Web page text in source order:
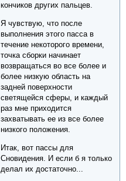
кончиков других пальцев.
Я чувствую, что после
выполнения этого пасса в
течение некоторого времени,
точка сборки начинает
возвращаться во все более и
более низкую область на
задней поверхности
светящейся сферы, и каждый
раз мне приходится
захватывать ее из все более
низкого положения.
Итак, вот пассы для
Сновидения. И если б я только
делал их достаточно...